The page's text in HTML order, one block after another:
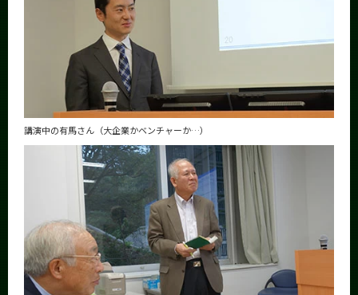
講演中の有馬さん（大企業かベンチャーか…）